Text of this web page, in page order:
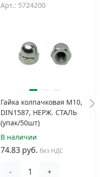
Арт.: 5724200
Гайка колпачковая М10,
DIN1587, НЕРЖ. СТАЛЬ
(упак/50шт)
В наличии
74.83 руб. без НДС
- +